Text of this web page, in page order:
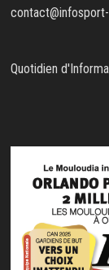
Quotidien